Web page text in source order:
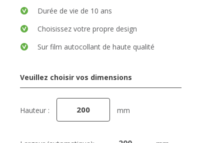
Durée de vie de 10 ans
Choisissez votre propre design
Sur film autocollant de haute qualité
Veuillez choisir vos dimensions
Hauteur : mm